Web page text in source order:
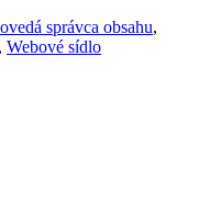
správca obsahu,
, Webové sídlo